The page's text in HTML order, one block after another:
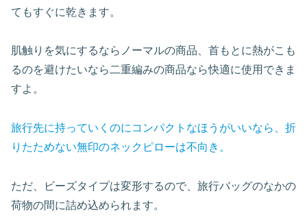
てもすぐに乾きます。
肌触りを気にするならノーマルの商品、首もとに熱がこも
るのを避けたいなら二重編みの商品なら快適に使用できま
すよ。
旅行先に持っていくのにコンパクトなほうがいいなら、折
りたためない無印のネックピローは不向き。
ただ、ビーズタイプは変形するので、旅行バッグのなかの
荷物の間に詰め込められます。